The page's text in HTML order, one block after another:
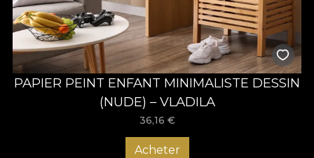
PAPIER PEINT ENFANT MINIMALISTE DESSIN
(NUDE) – VLADILA
36,16 €
Acheter